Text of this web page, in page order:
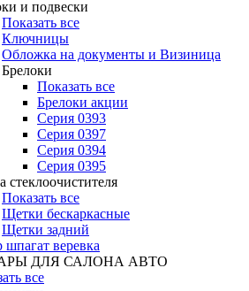
и подвески
Показать все
Ключницы
Обложка на документы и Визиница
Брелоки
Показать все
Брелоки акции
Серия 0393
Серия 0397
Серия 0394
Серия 0395
стеклоочистителя
Показать все
Щетки бескаркасные
Щетки задний
веревка
ДЛЯ САЛОНА АВТО
все